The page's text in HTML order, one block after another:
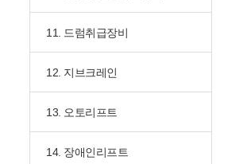
11. 드럼취급장비
12. 지브크레인
13. 오토리프트
14. 장애인리프트